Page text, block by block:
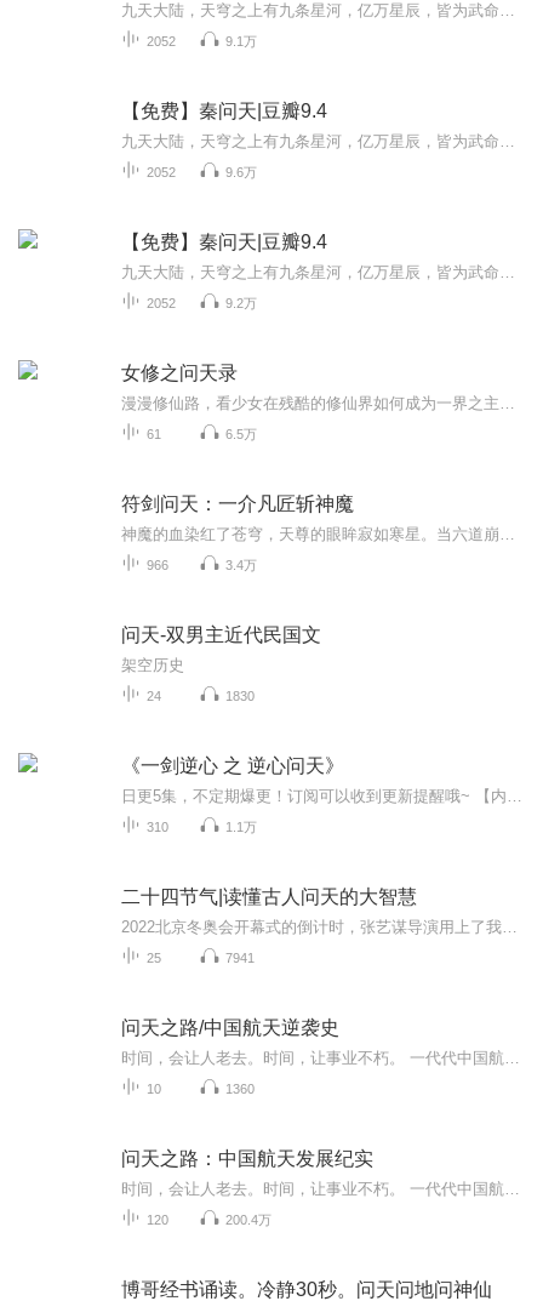
2052 9.1万
【免费】秦问天|豆瓣9.4
2052 9.6万
【免费】秦问天|豆瓣9.4
2052 9.2万
女修之问天录
61 6.5万
符剑问天：一介凡匠斩神魔
966 3.4万
问天-双男主近代民国文
架空历史
24 1830
《一剑逆心 之 逆心问天》
310 1.1万
二十四节气|读懂古人问天的大智慧
25 7941
问天之路/中国航天逆袭史
10 1360
问天之路：中国航天发展纪实
120 200.4万
博哥经书诵读。冷静30秒。问天问地问神仙